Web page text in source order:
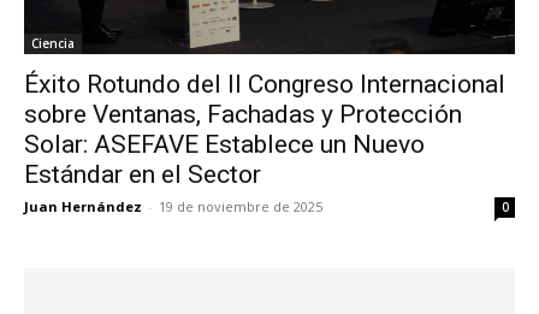
Ciencia
Éxito Rotundo del II Congreso Internacional
sobre Ventanas, Fachadas y Protección
Solar: ASEFAVE Establece un Nuevo
Estándar en el Sector
Juan Hernández - 19 de noviembre de 2025 0